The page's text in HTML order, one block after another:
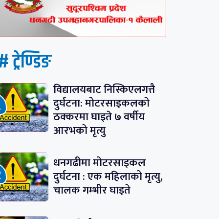
ट्रेण्डिङ
विद्यालयबाट निस्किएलगत्तै
दुर्घटना: मोटरसाइकलको
ठक्करमा घाइते ७ वर्षीय
आरभको मृत्यु
धनगढीमा मोटरसाइकल
दुर्घटना : एक महिलाको मृत्यु,
चालक गम्भीर घाइते